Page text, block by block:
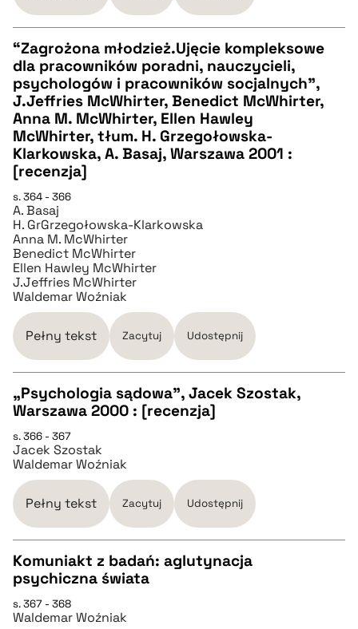
pobierz cytat
CZYSTY TEKST
pobierz cytat
BIBTEX
pobierz cytat
“Zagrożona młodzież.Ujęcie kompleksowe
dla pracowników poradni, nauczycieli,
psychologów i pracowników socjalnych”,
J.Jeffries McWhirter, Benedict McWhirter,
Anna M. McWhirter, Ellen Hawley
McWhirter, tłum. H. Grzegołowska-
Klarkowska, A. Basaj, Warszawa 2001 :
[recenzja]
s. 364 - 366
A. Basaj
H. GrGrzegołowska-Klarkowska
Anna M. McWhirter
Benedict McWhirter
Ellen Hawley McWhirter
J.Jeffries McWhirter
Waldemar Woźniak
Pełny tekst Zacytuj Udostępnij
pobierz cytat
pobierz cytat
„Psychologia sądowa”, Jacek Szostak,
Warszawa 2000 : [recenzja]
s. 366 - 367
Jacek Szostak
Waldemar Woźniak
Pełny tekst Zacytuj Udostępnij
CZYSTY TEKST
Komuniakt z badań: aglutynacja
psychiczna świata
s. 367 - 368
Waldemar Woźniak